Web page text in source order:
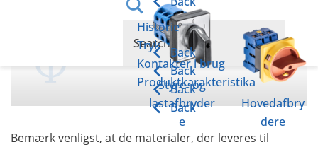
Styre- og
lastafbryder
e
Hovedafbry
dere
Historie
Back
Tryk
Back
Kontakter i brug
Back
Produktkarakteristika
Back
Bemærk venligst, at de materialer, der leveres til